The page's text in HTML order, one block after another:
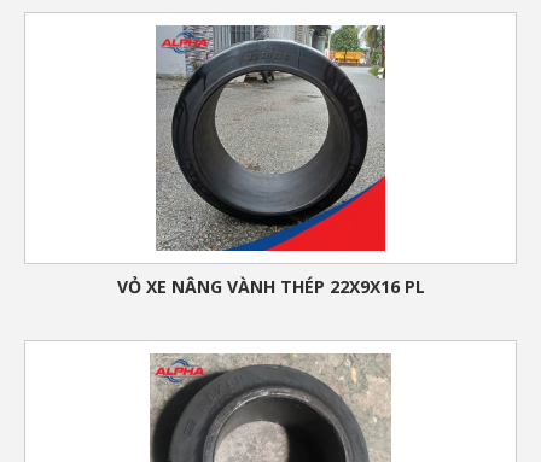
VỎ XE NÂNG VÀNH THÉP 22X9X16 PL